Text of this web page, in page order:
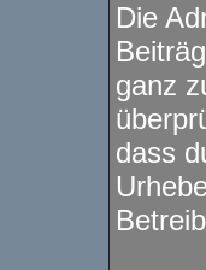
Die
ganz
dass